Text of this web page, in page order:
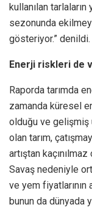
kullanılan
sezonunda
gösteriyor.” denildi.
Enerji riskleri de
Raporda tarımda
zamanda küresel
olduğu ve
olan tarım,
artıştan
Savaş nedeniyle
ve yem fiyatlarının
bunun da dünyada